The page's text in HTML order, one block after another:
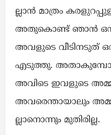
ല്ലാൻ മാത്രം
അതുകൊണ്ട് ഞാൻ ഒന്ന്
അവളുടെ വീടിനടുത്
എടുത്തു.
അവിടെ ഇവളുടെ
അവരെന്തായാലും
ല്ലാനൊന്നും മുതിരില്ല.